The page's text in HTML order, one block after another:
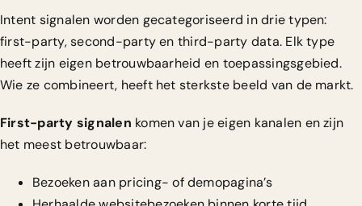
Intent signalen worden gecategoriseerd in drie typen:
first-party, second-party en third-party data. Elk type
heeft zijn eigen betrouwbaarheid en toepassingsgebied.
Wie ze combineert, heeft het sterkste beeld van de markt.
First-party signalen komen van je eigen kanalen en zijn
het meest betrouwbaar:
Bezoeken aan pricing- of demopagina’s